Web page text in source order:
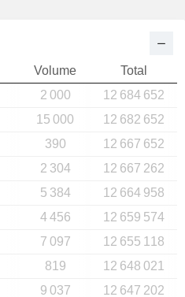
Volume
Total
2 000
12 684 652
15 000
12 682 652
390
12 667 652
2 304
12 667 262
5 384
12 664 958
4 456
12 659 574
7 097
12 655 118
819
12 648 021
9 037
12 647 202